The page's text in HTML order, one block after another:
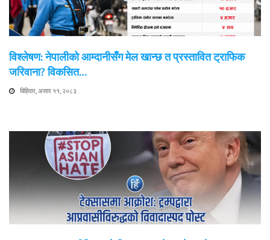
विश्लेषण: नेपालीको आम्दानीसँग मेल खान्छ त प्रस्तावित ट्राफिक
जरिवाना? विकसित…
बिहिवार, असार ११, २०८३